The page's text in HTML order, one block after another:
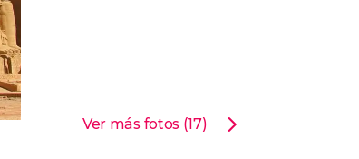
Ver más fotos (17)